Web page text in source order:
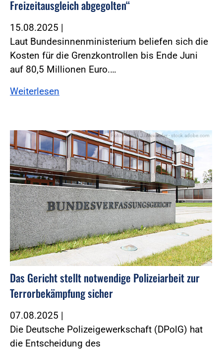
Freizeitausgleich abgegolten“
15.08.2025 |
Laut Bundesinnenministerium beliefen sich die
Kosten für die Grenzkontrollen bis Ende Juni
auf 80,5 Millionen Euro.…
Weiterlesen
Foto:Foto: U. J. Alexander - stock.adobe.com
Das Gericht stellt notwendige Polizeiarbeit zur
Terrorbekämpfung sicher
07.08.2025 |
Die Deutsche Polizeigewerkschaft (DPolG) hat
die Entscheidung des